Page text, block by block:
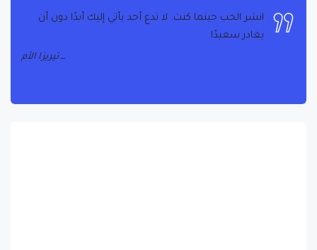
انشر الحب حينما كنت. لا تدع أحد يأتي إليك أبدًا دون أن
يغادر سعيدًا
تيريزا الأم